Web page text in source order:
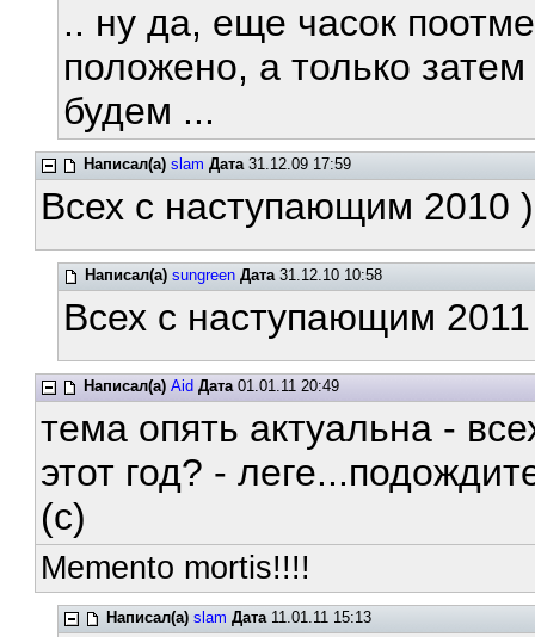
.. ну да, еще часок
положено, а только
будем ...
Написал(а) slam Дата31.12.09 17:59
Всех с наступающим 2010 )
Написал(а) sungreen Дата31.12.10 10:58
Всех с наступающим
Написал(а) Aid Дата01.01.11 20:49
тема опять актуальна -
этот год? -
(c)
Memento mortis!!!!
Написал(а) slam Дата11.01.11 15:13